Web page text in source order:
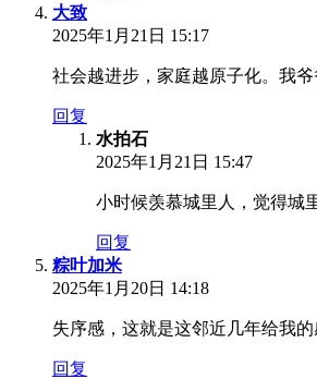
大致
2025年1月21日 15:17
社会越进步，家庭越原子化。我
回复
水拍石
2025年1月21日 15:47
小时候羡慕城里人，觉得城
回复
粽叶加米
2025年1月20日 14:18
失序感，这就是这邻近几年给我
回复